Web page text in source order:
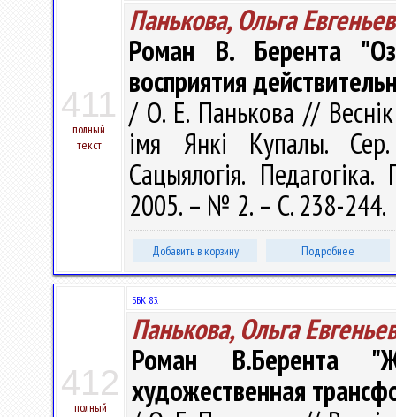
411
полный
текст
Панькова, Ольга
Роман В. Берента
восприятия
/ О. Е. Панькова // Веснік
імя Янкі Купалы. Сер.
Сацыялогія. Педагогіка.
2005. – № 2. – С. 238-244.
Добавить в корзину Подробнее
412
полный
ББК 83.
Панькова, Ольга
Роман В.Берента
художественная